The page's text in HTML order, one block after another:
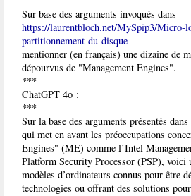
Sur base des arguments invoqués dans
https://laurentbloch.net/MySpip3/Micro-
partitionnement-du-disque
mentionner (en français) une dizaine de
dépourvus de "Management Engines".
***
ChatGPT 4o :
***
Sur la base des arguments présentés
qui met en avant les préoccupations
Engines" (ME) comme l’Intel
Platform Security Processor (PSP), voici
modèles d’ordinateurs connus pour être
technologies ou offrant des solutions